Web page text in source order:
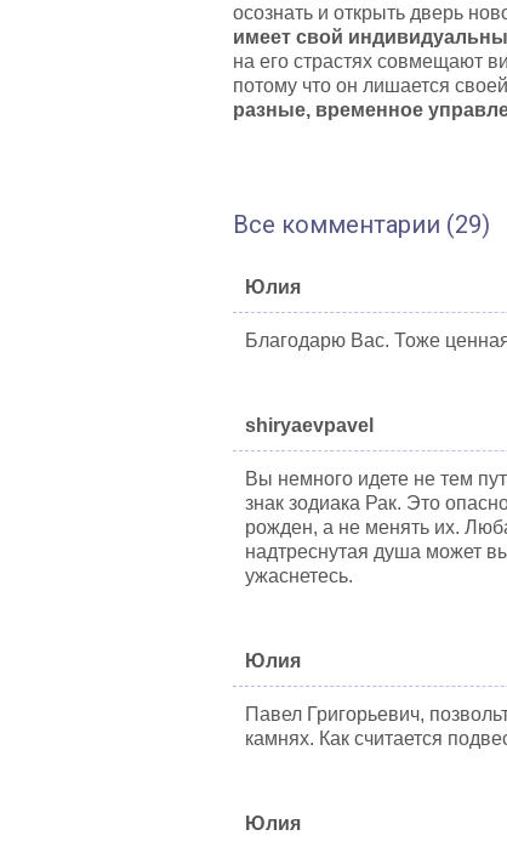
осознать и открыть дверь
имеет свой
на его страстях совмещают
потому что он лишается
разные, временное
Все комментарии (29)
Юлия
Благодарю Вас. Тоже
shiryaevpavel
Вы немного идете не тем
знак зодиака Рак. Это
рожден, а не менять их.
надтреснутая душа может
ужаснетесь.
Юлия
Павел Григорьевич,
камнях. Как считается
Юлия